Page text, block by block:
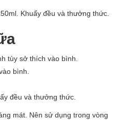
Khuấy đều và thưởng thức.
tùy sở thích vào bình.
bình.
đều và thưởng thức.
mát. Nên sử dụng trong vòng